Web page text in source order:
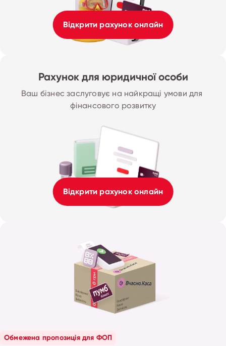
Відкрити рахунок онлайн
Рахунок для юридичної особи
Ваш бізнес заслуговує на найкращі умови для
фінансового розвитку
Відкрити рахунок онлайн
Обмежена пропозиція для ФОП